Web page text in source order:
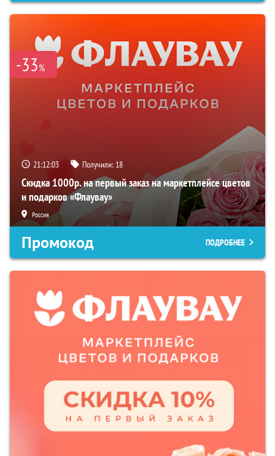
-33%
21:12:02 Получили: 18
Скидка 1000р. на первый заказ на маркетплейсе цветов
и подарков «Флаувау»
Россия
Промокод ПОДРОБНЕЕ